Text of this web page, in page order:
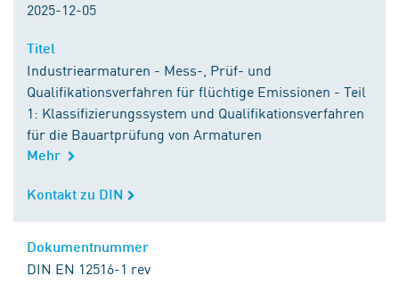
2025-12-05
Titel
Industriearmaturen - Mess-, Prüf- und
Qualifikationsverfahren für flüchtige Emissionen - Teil
1: Klassifizierungssystem und Qualifikationsverfahren
für die Bauartprüfung von Armaturen
Mehr
Kontakt zu DIN
Kontakt zu DIN
Dokumentnummer
DIN EN 12516-1 rev